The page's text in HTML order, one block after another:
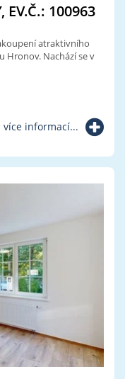
EV.Č.: 100963
atraktivního
Hronov. Nachází se v
více informací...